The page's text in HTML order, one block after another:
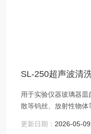
SL-250超声波清
用于实验仪器玻璃器
散等钨丝、放射性物体
更新日期： 2026-05-09